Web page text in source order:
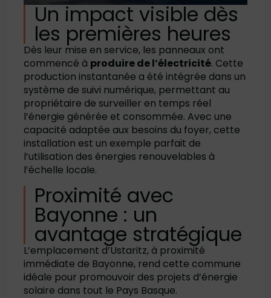
Un impact visible dès
les premières heures
Dès leur mise en service, les panneaux ont
commencé à produire de l’électricité. Cette
production instantanée a été intégrée dans un
système de suivi numérique, permettant au
propriétaire de surveiller en temps réel
l’énergie générée et consommée. Avec une
capacité adaptée aux besoins du foyer, cette
installation est un exemple parfait de
l’utilisation des énergies renouvelables à
l’échelle locale.
Proximité avec
Bayonne : un
avantage stratégique
L’emplacement d’Ustaritz, à proximité
immédiate de Bayonne, rend cette commune
idéale pour promouvoir des projets d’énergie
solaire dans tout le Pays Basque.